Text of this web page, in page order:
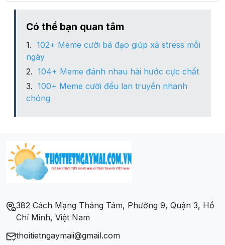
Có thể bạn quan tâm
102+ Meme cười bá đạo giúp xả stress mỗi
ngày
104+ Meme đánh nhau hài hước cực chất
100+ Meme cười đểu lan truyền nhanh
chóng
382 Cách Mạng Tháng Tám, Phường 9, Quận 3, Hồ
Chí Minh, Việt Nam
thoitietngaymaii@gmail.com